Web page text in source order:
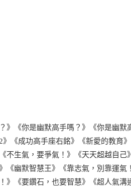
》《你是幽默高手嗎？》《你是幽
》《成功高手座右銘》《新愛的教
不生氣，要爭氣！》《天天超越自
《幽默智慧王》《靠志氣，別靠運
》《要鑽石，也要智慧》《超人氣溝